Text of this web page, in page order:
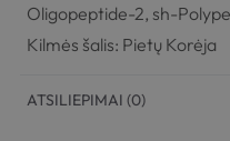
Oligopeptide-2, sh-
Kilmės šalis: Pietų Korėja
ATSILIEPIMAI (0)